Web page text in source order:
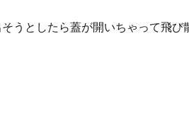
うとしたら蓋が開いちゃって飛び